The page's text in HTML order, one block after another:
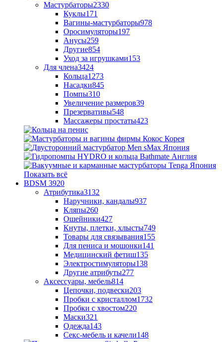
Мастурбаторы2330
Куклы171
Вагины-мастурбаторы978
Оросимуляторы197
Анусы259
Другие854
Уход за игрушками153
Для члена3424
Кольца1273
Насадки845
Помпы310
Увеличение размеров39
Презервативы548
Массажеры простаты423
Показать всё
BDSM 3920
Атрибутика3132
Наручники, кандалы937
Кляпы260
Ошейники427
Кнуты, плетки, хлысты749
Товары для связывания155
Для пениса и мошонки141
Медицинский фетиш135
Электростимуляторы138
Другие атрибуты277
Аксессуары, мебель814
Цепочки, подвески203
Пробки с кристаллом1732
Пробки с хвостом220
Маски321
Одежда143
Секс-мебель и качели148